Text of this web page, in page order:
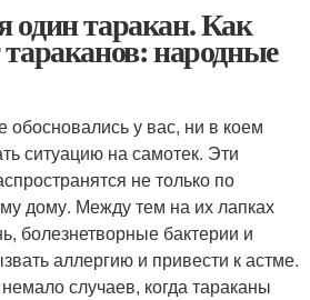
один таракан. Как
тараканов: народные
обосновались у вас, ни в коем
ситуацию на самотек. Эти
не только по
дому. Между тем на их лапках
болезнетворные бактерии и
аллергию и привести к астме.
случаев, когда тараканы